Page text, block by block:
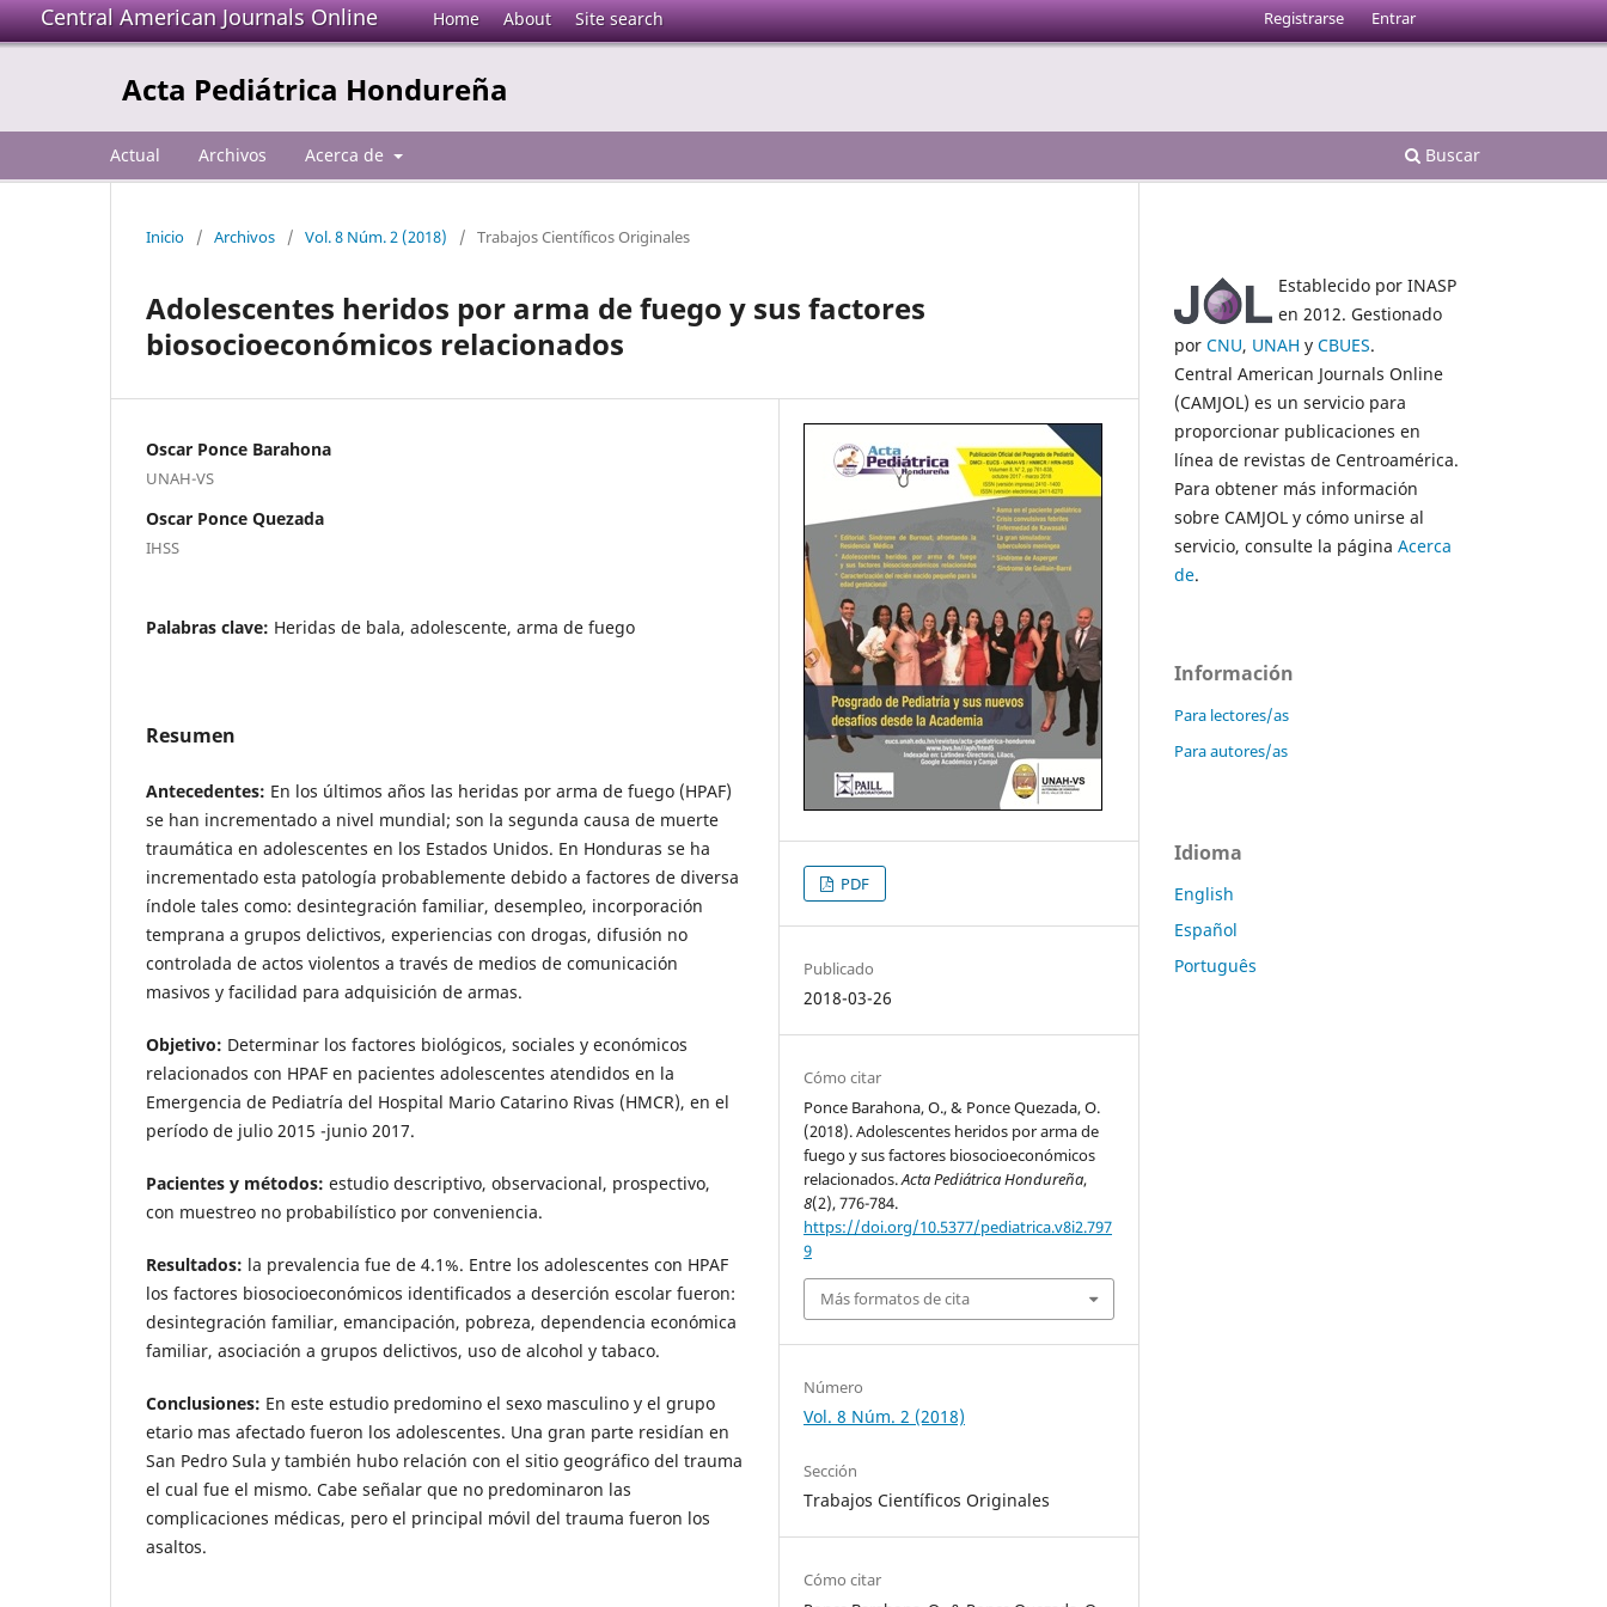
Central American Journals Online Home About Site search
Acta Pediátrica Hondureña
Actual Archivos Acerca de Buscar
Registrarse Entrar
Inicio / Archivos / Vol. 8 Núm. 2 (2018) / Trabajos Científicos Originales
Adolescentes heridos por arma de fuego y sus factores
biosocioeconómicos relacionados
Oscar Ponce Barahona
UNAH-VS
Oscar Ponce Quezada
IHSS
Palabras clave: Heridas de bala, adolescente, arma de fuego
Resumen
Antecedentes: En los últimos años las heridas por arma de fuego (HPAF)
se han incrementado a nivel mundial; son la segunda causa de muerte
traumática en adolescentes en los Estados Unidos. En Honduras se ha
incrementado esta patología probablemente debido a factores de diversa
índole tales como: desintegración familiar, desempleo, incorporación
temprana a grupos delictivos, experiencias con drogas, difusión no
controlada de actos violentos a través de medios de comunicación
masivos y facilidad para adquisición de armas.
Objetivo: Determinar los factores biológicos, sociales y económicos
relacionados con HPAF en pacientes adolescentes atendidos en la
Emergencia de Pediatría del Hospital Mario Catarino Rivas (HMCR), en el
período de julio 2015 -junio 2017.
Pacientes y métodos: estudio descriptivo, observacional, prospectivo,
con muestreo no probabilístico por conveniencia.
Resultados: la prevalencia fue de 4.1%. Entre los adolescentes con HPAF
los factores biosocioeconómicos identificados a deserción escolar fueron:
desintegración familiar, emancipación, pobreza, dependencia económica
familiar, asociación a grupos delictivos, uso de alcohol y tabaco.
Conclusiones: En este estudio predomino el sexo masculino y el grupo
etario mas afectado fueron los adolescentes. Una gran parte residían en
San Pedro Sula y también hubo relación con el sitio geográfico del trauma
el cual fue el mismo. Cabe señalar que no predominaron las
complicaciones médicas, pero el principal móvil del trauma fueron los
asaltos.
PDF
Publicado
2018-03-26
Cómo citar
Ponce Barahona, O., & Ponce Quezada, O.
(2018). Adolescentes heridos por arma de
fuego y sus factores biosocioeconómicos
relacionados.Acta Pediátrica Hondureña,
8(2), 776-784.
https://doi.org/10.5377/pediatrica.v8i2.797
9
Más formatos de cita
Número
Vol. 8 Núm. 2 (2018)
Sección
Trabajos Científicos Originales
Cómo citar
Establecido por INASP
en 2012. Gestionado
por CNU, UNAH y CBUES.
Central American Journals Online
(CAMJOL) es un servicio para
proporcionar publicaciones en
línea de revistas de Centroamérica.
Para obtener más información
sobre CAMJOL y cómo unirse al
servicio, consulte la página Acerca
de.
Información
Para lectores/as
Para autores/as
Idioma
English
Español
Português